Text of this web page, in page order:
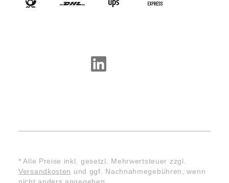
* Alle Preise inkl. gesetzl. Mehrwertsteuer zzgl.
Versandkosten und ggf. Nachnahmegebühren, wenn